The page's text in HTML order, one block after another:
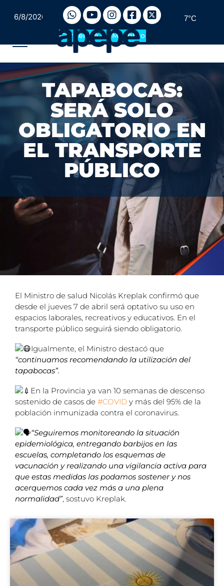
6/8/2026 7°C
Convertite en Miembro
TAPABOCAS:
SERÁ SOLO
OBLIGATORIO EN
EL TRANSPORTE
PÚBLICO
El Ministro de salud Nicolás Kreplak confirmó que
desde el jueves 7 de abril será optativo su uso en
espacios laborales, recreativos y educativos. En el
transporte público seguirá siendo obligatorio.
Igualmente, el Ministro destacó que
“continuamos recomendando la utilización del
tapabocas”.
En la Provincia ya van 10 semanas de descenso
sostenido de casos de #COVID y más del 95% de la
población inmunizada contra el coronavirus.
“Seguiremos monitoreando la situación
epidemiológica, entregando barbijos en las
escuelas, completando los esquemas de
vacunación y realizando una vigilancia activa para
que estas medidas las podamos sostener y nos
acerquemos cada vez más a una plena
normalidad”, sostuvo Kreplak.